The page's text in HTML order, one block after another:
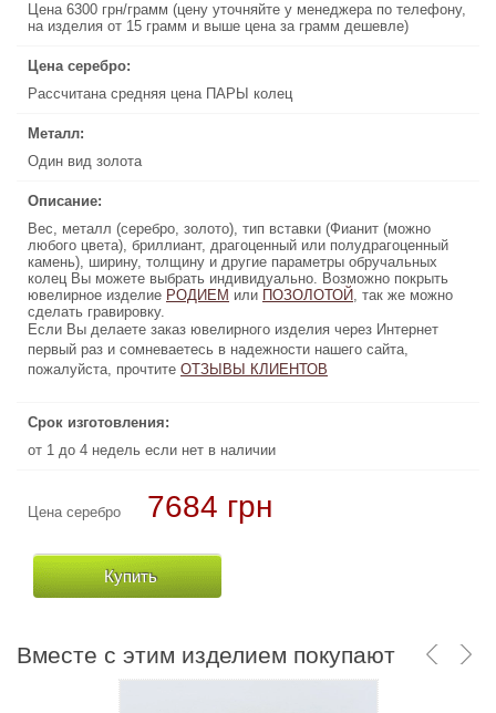
Цена 6300 грн/грамм (цену уточняйте у менеджера по телефону,
на изделия от 15 грамм и выше цена за грамм дешевле)
Цена серебро:
Рассчитана средняя цена ПАРЫ колец
Металл:
Один вид золота
Описание:
Вес, металл (серебро, золото), тип вставки (Фианит (можно
любого цвета), бриллиант, драгоценный или полудрагоценный
камень), ширину, толщину и другие параметры обручальных
колец Вы можете выбрать индивидуально. Возможно покрыть
ювелирное изделие РОДИЕМ или ПОЗОЛОТОЙ, так же можно
сделать гравировку.
Если Вы делаете заказ ювелирного изделия через Интернет
первый раз и сомневаетесь в надежности нашего сайта,
пожалуйста, прочтите ОТЗЫВЫ КЛИЕНТОВ
Срок изготовления:
от 1 до 4 недель если нет в наличии
Цена серебро 7684 грн
Купить
Цена 6300 грн/грамм (цену уточняйте у менеджера по телефону,
на изделия от 15 грамм и выше цена за грамм дешевле)
Рассчитана средняя цена ПАРЫ колец
Вес, металл (серебро, золото), тип вставки (Фианит (можно
любого цвета), бриллиант, драгоценный или полудрагоценный
камень), ширину, толщину и другие параметры обручальных
колец Вы можете выбрать индивидуально. Возможно покрыть
ювелирное изделие
РОДИЕМ
или
ПОЗОЛОТОЙ
, так же можно
Если Вы делаете заказ ювелирного изделия через Интернет
первый раз и сомневаетесь в надежности нашего сайта,
пожалуйста, прочтите
ОТЗЫВЫ КЛИЕНТОВ
от 1 до 4 недель если нет в наличии
75600 грн
Вместе с этим изделием покупают